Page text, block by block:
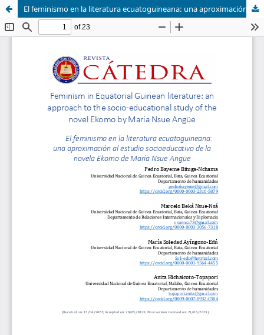
El feminismo en la literatura ecuatoguineana: una aproximación al estudio socioeducativo de la novela Ekomo de María Nsue Angüe